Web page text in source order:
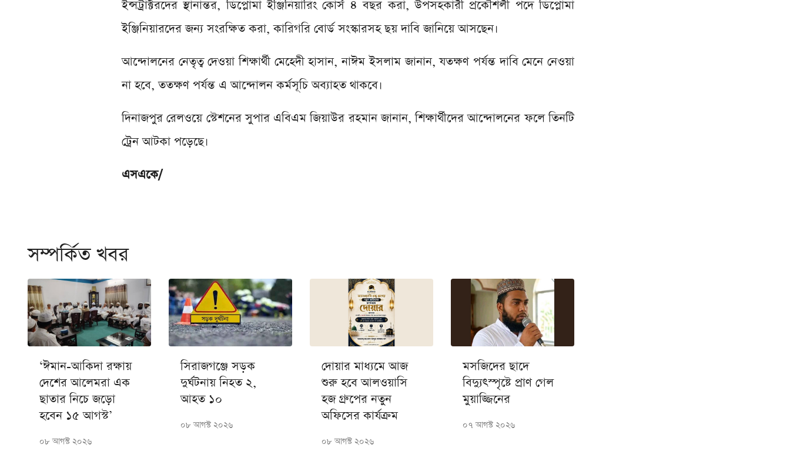
ইন্সট্রাক্টরদের স্থানান্তর, ডিপ্লোমা ইঞ্জিনিয়ারিং কোর্স ৪ বছর করা, উপসহকারী প্রকৌশলী পদে ডিপ্লোমা
ইঞ্জিনিয়ারদের জন্য সংরক্ষিত করা, কারিগরি বোর্ড সংস্কারসহ ছয় দাবি জানিয়ে আসছেন।
আন্দোলনের নেতৃত্ব দেওয়া শিক্ষার্থী মেহেদী হাসান, নাঈম ইসলাম জানান, যতক্ষণ পর্যন্ত দাবি মেনে নেওয়া
না হবে, ততক্ষণ পর্যন্ত এ আন্দোলন কর্মসূচি অব্যাহত থাকবে।
দিনাজপুর রেলওয়ে স্টেশনের সুপার এবিএম জিয়াউর রহমান জানান, শিক্ষার্থীদের আন্দোলনের ফলে তিনটি
ট্রেন আটকা পড়েছে।
এসএকে/
সম্পর্কিত খবর
‘ঈমান-আকিদা রক্ষায়
দেশের আলেমরা এক
ছাতার নিচে জড়ো
হবেন ১৫ আগস্ট’
০৮ আগস্ট ২০২৬
সিরাজগঞ্জে সড়ক
দুর্ঘটনায় নিহত ২,
আহত‌ ১০
০৮ আগস্ট ২০২৬
দোয়ার মাধ্যমে আজ
শুরু হবে আলওয়াসি
হজ গ্রুপের নতুন
অফিসের কার্যক্রম
০৮ আগস্ট ২০২৬
মসজিদের ছাদে
বিদ্যুৎস্পৃষ্টে প্রাণ গেল
মুয়াজ্জিনের
০৭ আগস্ট ২০২৬